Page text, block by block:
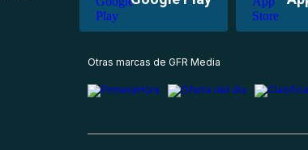
Otras marcas de GFR Media